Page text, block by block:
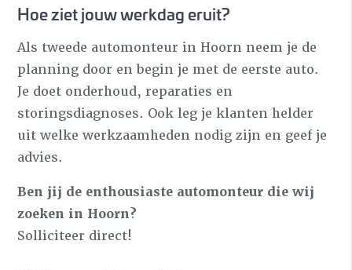
Hoe ziet jouw werkdag eruit?
Als tweede automonteur in Hoorn neem je de
planning door en begin je met de eerste auto.
Je doet onderhoud, reparaties en
storingsdiagnoses. Ook leg je klanten helder
uit welke werkzaamheden nodig zijn en geef je
advies.
Ben jij de enthousiaste automonteur die wij
zoeken in Hoorn?
Solliciteer direct!